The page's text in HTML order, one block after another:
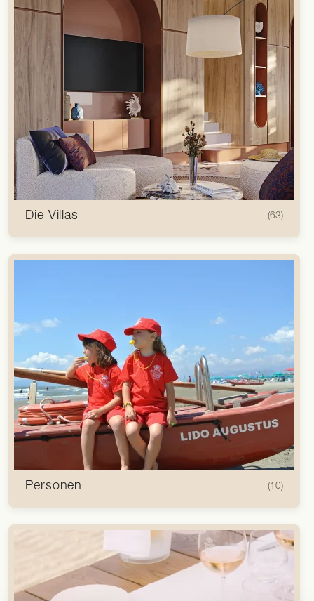
Die Villas (63)
Personen (10)